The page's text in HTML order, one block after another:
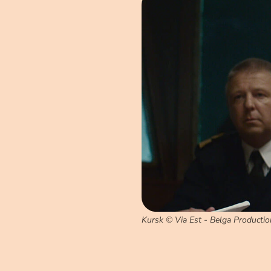
Kursk © Via Est - Belga